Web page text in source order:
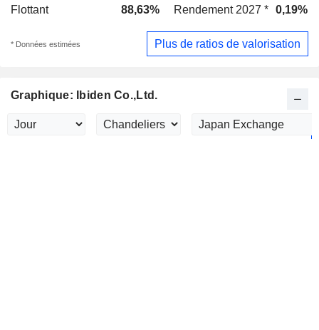
Flottant
88,63% Rendement 2027 * 0,19%
* Données estimées Plus de ratios de valorisation
Graphique: Ibiden Co.,Ltd.